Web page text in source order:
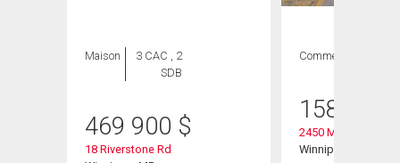
Maison
3 CAC , 2
SDB
469 900 $
18 Riverstone Rd
Commercial
158 000
2450 Main St
Winnipeg, MB